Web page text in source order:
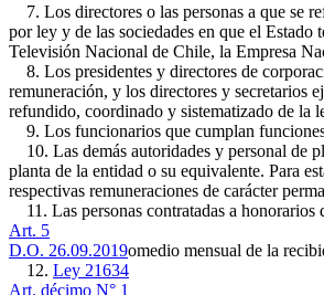
7. Los directores o las personas a que se
por ley y de las sociedades en que el Estado
Televisión Nacional de Chile, la Empresa
8. Los presidentes y directores de
remuneración, y los directores y secretarios
refundido, coordinado y sistematizado de la
9. Los funcionarios que cumplan
10. Las demás autoridades y personal de
planta de la entidad o su equivalente. Para
respectivas remuneraciones de carácter
11. Las personas contratadas a
Art. 5
D.O. 26.09.2019omedio mensual de la
12. Ley 21634
Art. décimo N° 1